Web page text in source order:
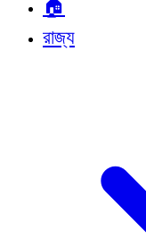
🏠︎
রাজ্য